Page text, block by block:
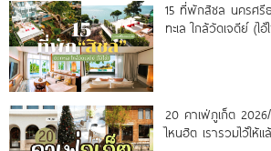
15 ที่พักสิชล นครศรี
ทะเล ใกล้วัดเจดีย์ (ไอ้
20 คาเฟ่ภูเก็ต
ไหนฮิต เรารวมไว้ให้แ